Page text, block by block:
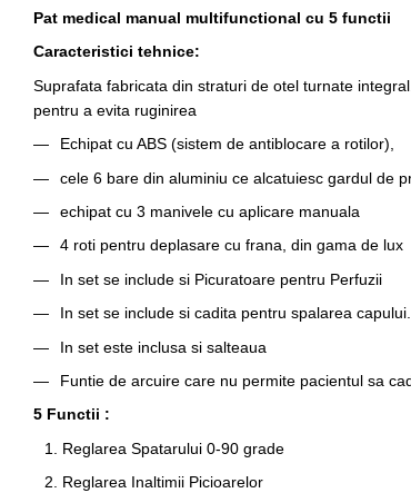
Pat medical manual multifunctional cu 5 functii
Caracteristici tehnice:
Suprafata fabricata din straturi de otel turnate
pentru a evita ruginirea
Echipat cu ABS (sistem de antiblocare a rotilor),
cele 6 bare din aluminiu ce alcatuiesc gardul de
echipat cu 3 manivele cu aplicare manuala
4 roti pentru deplasare cu frana, din gama de lux
In set se include si Picuratoare pentru Perfuzii
In set se include si cadita pentru spalarea capului.
In set este inclusa si salteaua
Funtie de arcuire care nu permite pacientul sa
5 Functii :
Reglarea Spatarului 0-90 grade
Reglarea Inaltimii Picioarelor